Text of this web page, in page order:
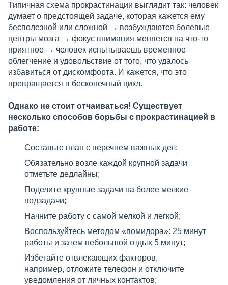
Типичная схема прокрастинации выглядит так: человек
думает о предстоящей задаче, которая кажется ему
бесполезной или сложной → возбуждаются болевые
центры мозга → фокус внимания меняется на что-то
приятное → человек испытываешь временное
облегчение и удовольствие от того, что удалось
избавиться от дискомфорта. И кажется, что это
превращается в бесконечный цикл.
Однако не стоит отчаиваться! Существует
несколько способов борьбы с прокрастинацией в
работе:
Составьте план с перечнем важных дел;
Обязательно возле каждой крупной задачи
отметьте дедлайны;
Поделите крупные задачи на более мелкие
подзадачи;
Начните работу с самой мелкой и легкой;
Воспользуйтесь методом «помидора»: 25 минут
работы и затем небольшой отдых 5 минут;
Избегайте отвлекающих факторов,
например, отложите телефон и отключите
уведомления от личных контактов;